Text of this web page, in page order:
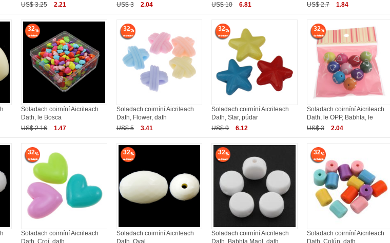
US$ 3.25
2.21
US$ 3
2.04
US$ 10
6.81
US$ 2.7
1.84
32
Soladach coirníní Aicrileach
Dath, le Bosca
US$ 2.16
1.47
32
Soladach coirníní Aicrileach
Dath, Flower, dath
US$ 5
3.41
32
Soladach coirníní Aicrileach
Dath, Star, púdar
US$ 9
6.12
32
Soladach coirníní Aicrileach
Dath, le OPP, Babhta, le
US$ 3
2.04
32
Soladach coirníní Aicrileach
Dath, Croí, dath
32
Soladach coirníní Aicrileach
Dath, Oval,
32
Soladach coirníní Aicrileach
Dath, Babhta Maol, dath
32
Soladach coirníní Aicrileach
Dath, Colún, dath